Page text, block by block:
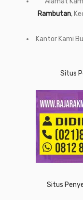
Rambutan,
Kantor Kami
Situs
Situs